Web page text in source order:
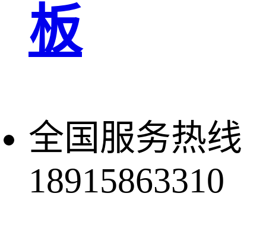
板
全国服务热线
18915863310